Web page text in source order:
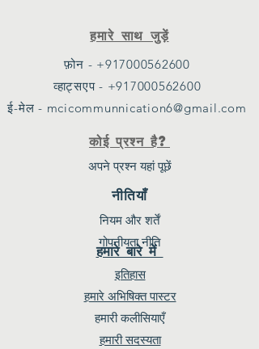
हमारे साथ जुड़ें
फ़ोन - +917000562600
व्हाट्सएप - +917000562600
ई-मेल - mcicommunnication6@gmail.com
कोई प्रश्न है?
अपने प्रश्न यहां पूछें
नीतियाँ
नियम और शर्तें
गोपनीयता नीति
हमारे बारे में
इतिहास
हमारे अभिषिक्त पास्टर
हमारी कलीसियाएँ
हमारी सदस्यता